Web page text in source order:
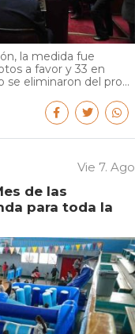
la medida fue
a favor y 33 en
eliminaron del pro...
Vie 7. Ago
de las
para toda la